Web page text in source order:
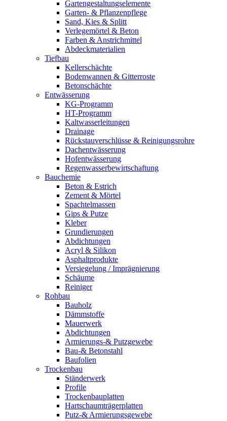
Gartengestaltungselemente
Garten- & Pflanzenpflege
Sand, Kies & Splitt
Verlegemörtel & Beton
Farben & Anstrichmittel
Abdeckmaterialien
Tiefbau
Kellerschächte
Bodenwannen & Gitterroste
Betonschächte
Entwässerung
KG-Programm
HT-Programm
Kaltwasserleitungen
Drainage
Rückstauverschlüsse & Reinigungsrohre
Dachentwässerung
Hofentwässerung
Regenwasserbewirtschaftung
Bauchemie
Beton & Estrich
Zement & Mörtel
Spachtelmassen
Gips & Putze
Kleber
Grundierungen
Abdichtungen
Acryl & Silikon
Asphaltprodukte
Versiegelung / Imprägnierung
Schäume
Reiniger
Rohbau
Bauholz
Dämmstoffe
Mauerwerk
Abdichtungen
Armierungs-& Putzgewebe
Bau-& Betonstahl
Baufolien
Trockenbau
Ständerwerk
Profile
Trockenbauplatten
Hartschaumträgerplatten
Putz-& Armierungsgewebe